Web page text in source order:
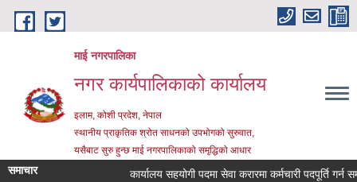
Skip to main content
माई नगरपालिका
नगर कार्यपालिकाको कार्यालय
इलाम, कोशी प्रदेश, नेपाल
स्थानीय प्राकृतिक श्रोत साधनको उपभोगको सुरुवात,
यसैबाट सुरु हुन्छ माई नगरपालिकाको समृद्धिको आधार
समाचार कार्यालय सहयोगी पदमा सेवा करारमा कर्मचारी पदपूर्ति गर्न